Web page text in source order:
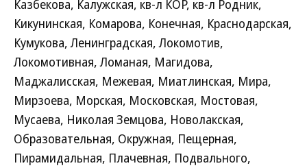
Казбекова, Калужская, кв-л КОР, кв-л Родник,
Кикунинская, Комарова, Конечная, Краснодарская,
Кумукова, Ленинградская, Локомотив,
Локомотивная, Ломаная, Магидова,
Маджалисская, Межевая, Миатлинская, Мира,
Мирзоева, Морская, Московская, Мостовая,
Мусаева, Николая Земцова, Новолакская,
Образовательная, Окружная, Пещерная,
Пирамидальная, Плачевная, Подвального,